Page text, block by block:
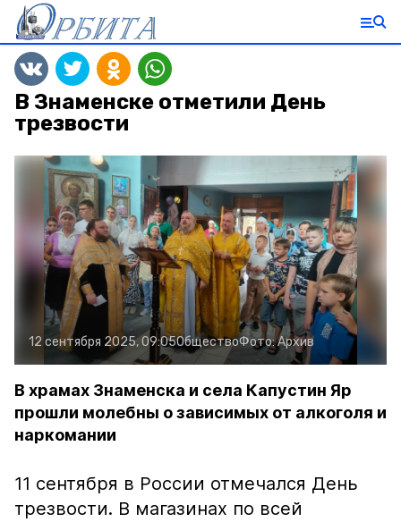
В Знаменске отметили День
трезвости
12 сентября 2025, 09:05ОбществоФото:Архив
В храмах Знаменска и села Капустин Яр
прошли молебны о зависимых от алкоголя и
наркомании
11 сентября в России отмечался День
трезвости. В магазинах по всей